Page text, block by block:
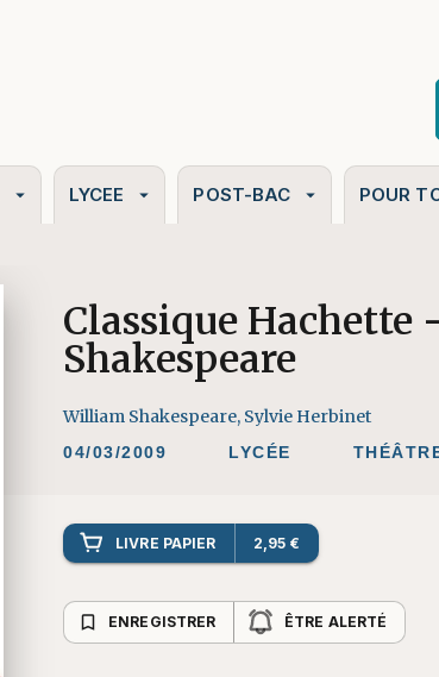
arrow_drop_down LYCEE arrow_drop_down POST-BAC arrow_drop_down POUR
Classique Hachette
Shakespeare
William Shakespeare, Sylvie Herbinet
04/03/2009 LYCÉE
LIVRE PAPIER 2,95 €
bookmark_border ENREGISTRER ÊTRE ALERTÉ